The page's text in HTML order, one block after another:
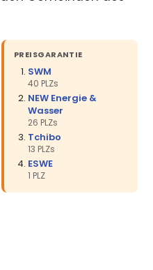
PREISGARANTIE
SWM
40 PLZs
NEW Energie &
Wasser
26 PLZs
Tchibo
13 PLZs
ESWE
1 PLZ